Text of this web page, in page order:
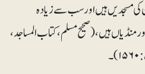
کی مسجدیں ہیں اور سب سے زیادہ
ہیں، (صحیح مسلم، کتاب المساجد،